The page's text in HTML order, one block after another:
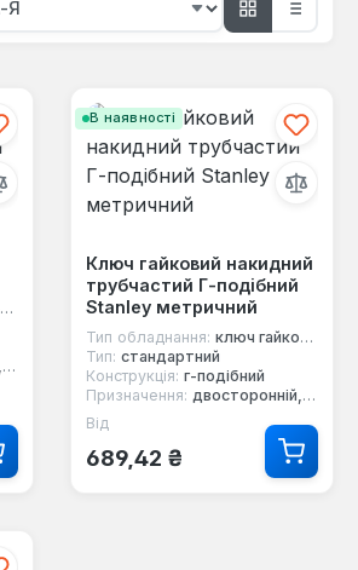
В наявності
Ключ гайковий накидний
трубчастий Г-подібний
Stanley метричний
Тип обладнання: ключ гайковий
Тип: стандартний
Конструкція: г-подібний
Призначення: двосторонній, 6-ти гранний
Звичайна ціна:
Від
689,42 ₴